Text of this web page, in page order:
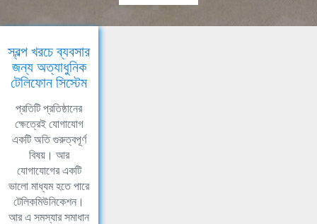
স্বল্প খরচে ব্যবসার
জন্য অত্যাধুনিক
টেলিফোন সিস্টেম
প্রতিটি প্রতিষ্ঠানের
ক্ষেত্রেই যোগাযোগ
একটি অতি গুরুত্বপূর্ণ
বিষয়। আর
যোগাযোগের একটি
ভালো মাধ্যম হতে পারে
টেলিকমিউনিকেশন।
আর এ সমস্যার সমাধান